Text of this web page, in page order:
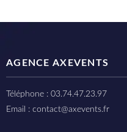
AGENCE AXEVENTS
Téléphone : 03.74.47.23.97
Email : contact@axevents.fr